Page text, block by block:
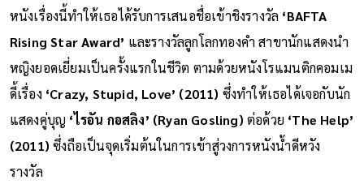
หนังเรื่องนี้ทำให้เธอได้รับการเสนอชื่อเข้าชิงรางวัล ‘BAFTA
Rising Star Award’ และรางวัลลูกโลกทองคำ สาขานักแสดงนำ
หญิงยอดเยี่ยมเป็นครั้งแรกในชีวิต ตามด้วยหนังโรแมนติกคอมเม
ดี้เรื่อง ‘Crazy, Stupid, Love’ (2011) ซึ่งทำให้เธอได้เจอกับนัก
แสดงคู่บุญ ‘ไรอัน กอสลิง’ (Ryan Gosling) ต่อด้วย ‘The Help’
(2011) ซึ่งถือเป็นจุดเริ่มต้นในการเข้าสู่วงการหนังน้ำดีหวัง
รางวัล